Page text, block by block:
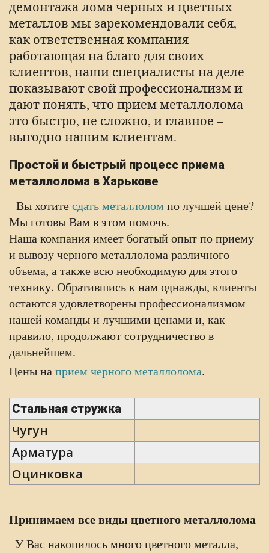
демонтажа лома черных и цветных
металлов мы зарекомендовали себя,
как ответственная компания
работающая на благо для своих
клиентов, наши специалисты на деле
показывают свой профессионализм и
дают понять, что прием металлолома
это быстро, не сложно, и главное –
выгодно нашим клиентам.
Простой и быстрый процесс приема
металлолома в Харькове
Вы хотитесдать металлолом по лучшей цене?
Мы готовы Вам в этом помочь.
Наша компания имеет богатый опыт по приему
и вывозу черного металлолома различного
объема, а также всю необходимую для этого
технику. Обратившись к нам однажды, клиенты
остаются удовлетворены профессионализмом
нашей команды и лучшими ценами и, как
правило, продолжают сотрудничество в
дальнейшем.
Цены наприем черного металлолома.
Стальная стружка
Чугун
Арматура
Оцинковка
Принимаем все виды цветного металлолома
У Вас накопилось много цветного металла,